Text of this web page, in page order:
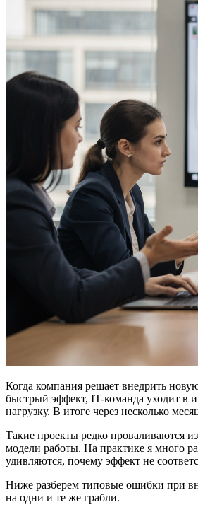
Когда компания решает внедрить
быстрый эффект, IT-команда уходит в
нагрузку. В итоге через несколько
Такие проекты редко проваливаются
модели работы. На практике я много
удивляются, почему эффект не
Ниже разберем типовые ошибки при
на одни и те же грабли.